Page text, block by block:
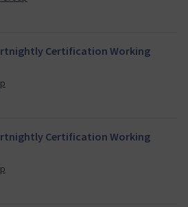
Certification Working
Certification Working